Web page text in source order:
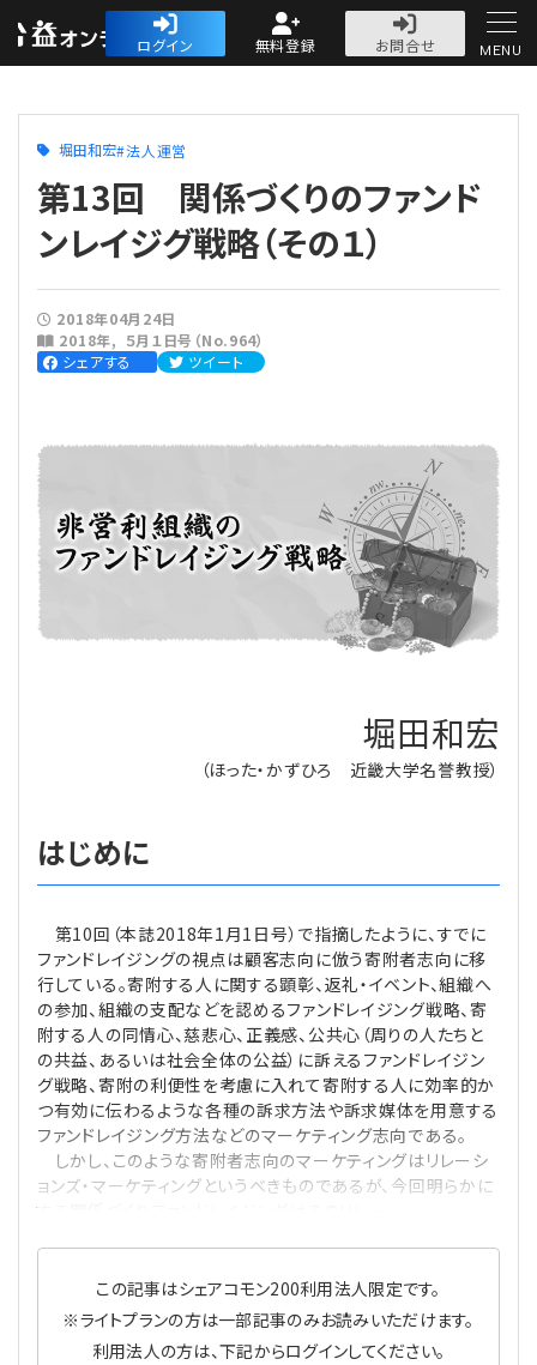
公益・一般法人オ
ログイン 無料登録
お問合せ
人気記事
法人運営
評議員会・社員総会
法改正-法人運営
定期提出書類
電子帳簿保存法
労務
労務
法務
経営
カレンダー
【連載】オピニオンリーダーのnote
【連載】会計相談室
【連載】公益法人運営実務の処方箋
【連載】公益法人会計検定試験一問一答
【連載】これからの時代の資産運用
【連載】採用・定着・育成のための人事戦略
【連載】シェアコモン200インタビュー
【連載】シェアコモン200 誌上相談室
【連載】実務と税務のポイント
【連載】事務局だよりPLUS
【連載】悩みと向き合う経営学
【連載】非営利法人AtoZei
公益・一般法人オンラインとは
専門誌一覧
お問合せ
プライバシーポリシー
MENU
堀田和宏 法人運営
第13回 関係づくりのファンド
ンレイジグ戦略（その１）
2018年04月24日
2018年
５月１日号（No.964）
シェアする
ツイート
堀田和宏
（ほった・かずひろ 近畿大学名誉教授）
はじめに
第10回（本誌2018年1月1日号）で指摘したように、すでに
ファンドレイジングの視点は顧客志向に倣う寄附者志向に移
行している。寄附する人に関する顕彰、返礼・イベント、組織へ
の参加、組織の支配などを認めるファンドレイジング戦略、寄
附する人の同情心、慈悲心、正義感、公共心（周りの人たちと
の共益、あるいは社会全体の公益）に訴えるファンドレイジン
グ戦略、寄附の利便性を考慮に入れて寄附する人に効率的か
つ有効に伝わるような各種の訴求方法や訴求媒体を用意する
ファンドレイジング方法などのマーケティング志向である。
しかし、このような寄附者志向のマーケティングはリレーシ
ョンズ・マーケティングというべきものであるが、今回明らかに
この記事はシェアコモン200利用法人限定です。
※ライトプランの方は一部記事のみお読みいただけます。
利用法人の方は、下記からログインしてください。